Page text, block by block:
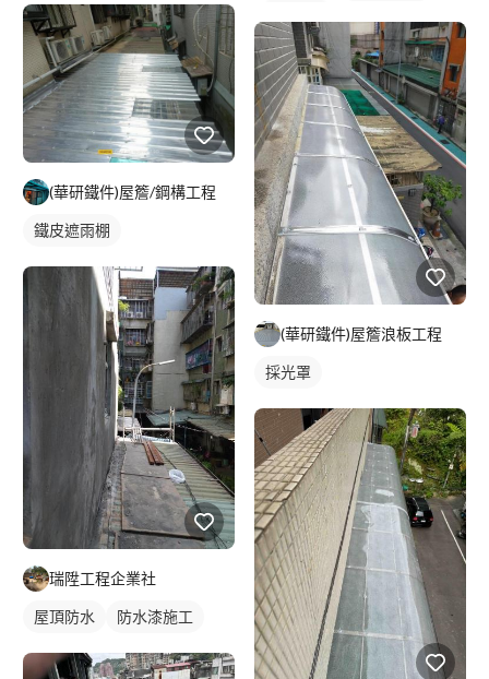
(華研鐵件)屋簷/鋼構工程
鐵皮遮雨棚
瑞陞工程企業社
屋頂防水 防水漆施工
(華研鐵件)屋簷浪板工程
採光罩